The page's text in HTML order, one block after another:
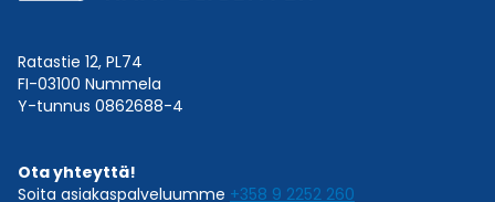
Ratastie 12, PL74
FI-03100 Nummela
Y-tunnus 0862688-4
Ota yhteyttä!
Soita asiakaspalveluumme +358 9 2252 260